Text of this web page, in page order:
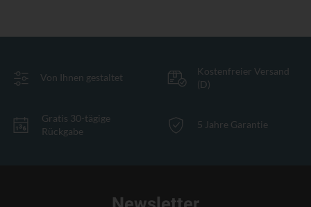
Von Ihnen gestaltet
Kostenfreier Versand
(D)
Gratis 30-tägige
Rückgabe
5 Jahre Garantie